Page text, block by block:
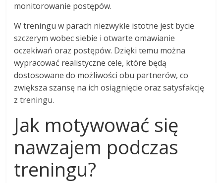
monitorowanie postępów.
W treningu w parach niezwykle istotne jest bycie
szczerym wobec siebie i otwarte omawianie
oczekiwań oraz postępów. Dzięki temu można
wypracować realistyczne cele, które będą
dostosowane do możliwości obu partnerów, co
zwiększa szansę na ich osiągnięcie oraz satysfakcję
z treningu.
Jak motywować się
nawzajem podczas
treningu?